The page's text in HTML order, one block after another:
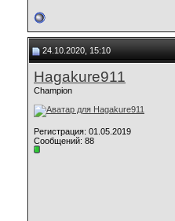
24.10.2020, 15:10
Hagakure911
Champion
Регистрация: 01.05.2019
Сообщений: 88